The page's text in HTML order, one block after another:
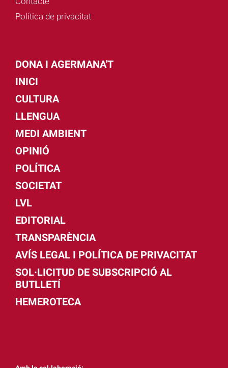
Política de privacitat
DONA I AGERMANA'T
INICI
CULTURA
LLENGUA
MEDI AMBIENT
OPINIÓ
POLÍTICA
SOCIETAT
LVL
EDITORIAL
TRANSPARÈNCIA
AVÍS LEGAL I POLÍTICA DE PRIVACITAT
SOL·LICITUD DE SUBSCRIPCIÓ AL
BUTLLETÍ
HEMEROTECA